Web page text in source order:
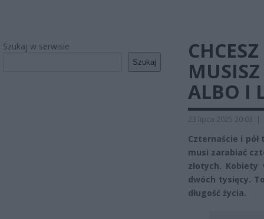
Szukaj w serwisie
Szukaj
ALBO I
23 lipca 2025 20:03 |
Czternaście i
musi zarabiać
złotych.
dwóch tysięcy.
długość życia.